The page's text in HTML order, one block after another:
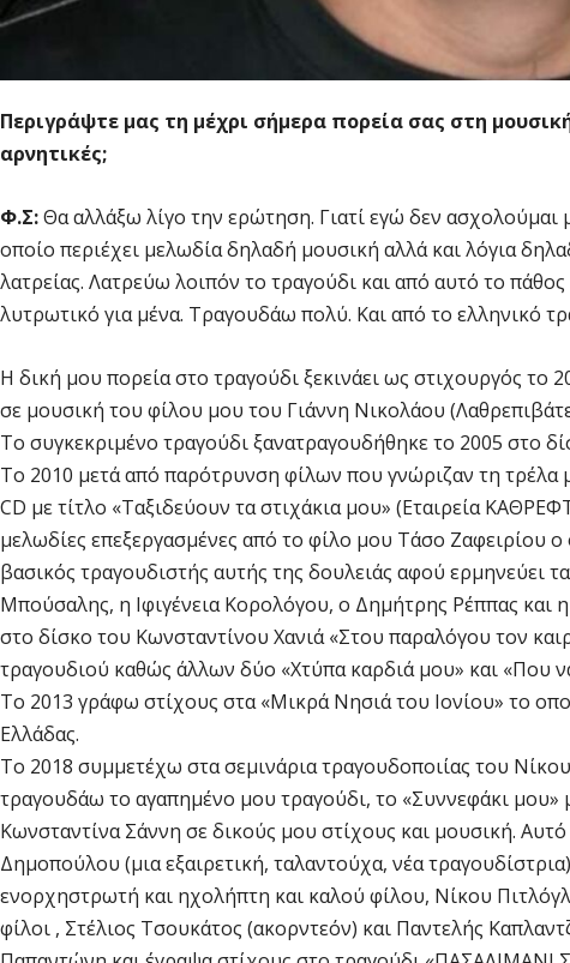
Περιγράψτε μας τη μέχρι σήμερα πορεία σας στη
αρνητικές;
Φ.Σ:Θα αλλάξω λίγο την ερώτηση. Γιατί εγώ δεν
οποίο περιέχει μελωδία δηλαδή μουσική αλλά και λόγια
λατρείας. Λατρεύω λοιπόν το τραγούδι και από αυτό το
λυτρωτικό για μένα. Τραγουδάω πολύ. Και από το ελληνικό
Η δική μου πορεία στο τραγούδι ξεκινάει ως στιχουργός
σε μουσική του φίλου μου του Γιάννη Νικολάου
Το συγκεκριμένο τραγούδι ξανατραγουδήθηκε το 2005 στο
Το 2010 μετά από παρότρυνση φίλων που γνώριζαν τη
CD με τίτλο «Ταξιδεύουν τα στιχάκια μου» (Εταιρεία
μελωδίες επεξεργασμένες από το φίλο μου Τάσο Ζαφειρίου ο
βασικός τραγουδιστής αυτής της δουλειάς αφού ερμηνεύει
Μπούσαλης, η Ιφιγένεια Κορολόγου, ο Δημήτρης Ρέππας και
στο δίσκο του Κωνσταντίνου Χανιά «Στου παραλόγου τον
τραγουδιού καθώς άλλων δύο «Χτύπα καρδιά μου» και «Που
Το 2013 γράφω στίχους στα «Μικρά Νησιά του Ιονίου» το
Ελλάδας.
Το 2018 συμμετέχω στα σεμινάρια τραγουδοποιίας του
τραγουδάω το αγαπημένο μου τραγούδι, το «Συννεφάκι
Κωνσταντίνα Σάννη σε δικούς μου στίχους και μουσική.
Δημοπούλου (μια εξαιρετική, ταλαντούχα, νέα
ενορχηστρωτή και ηχολήπτη και καλού φίλου, Νίκου
φίλοι , Στέλιος Τσουκάτος (ακορντεόν) και Παντελής